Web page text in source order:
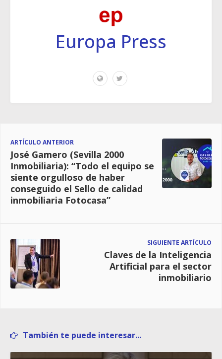
Europa Press
ARTÍCULO ANTERIOR
José Gamero (Sevilla 2000
Inmobiliaria): “Todo el equipo se
siente orgulloso de haber
conseguido el Sello de calidad
inmobiliaria Fotocasa”
SIGUIENTE ARTÍCULO
Claves de la Inteligencia
Artificial para el sector
inmobiliario
También te puede interesar...